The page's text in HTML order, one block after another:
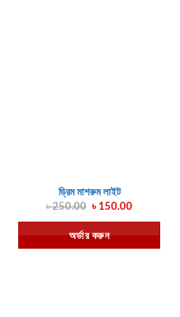
ড্রিম মাশরুম লাইট
৳250.00 Original
was:
৳ 250.00.
৳150.00Current
is:
৳ 150.00.
অর্ডার করুন